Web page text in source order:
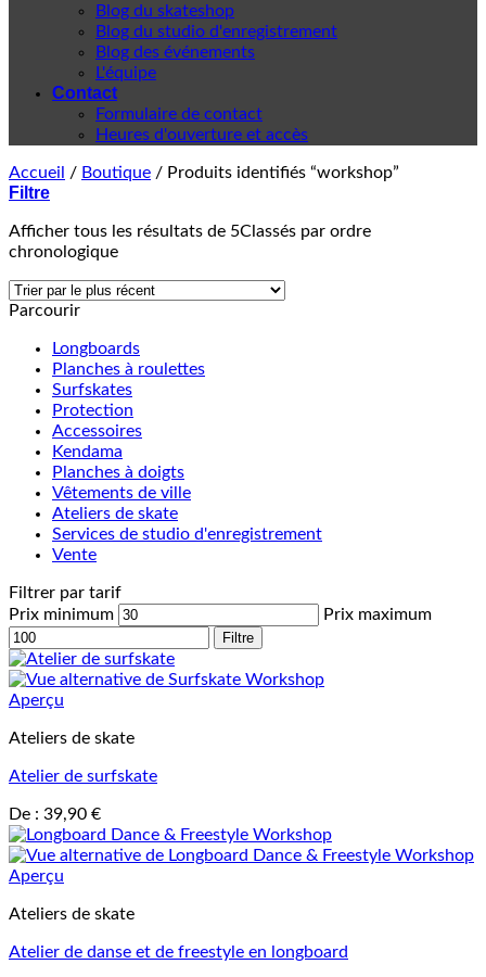
Blog du skateshop
Blog du studio d'enregistrement
Blog des événements
L'équipe
Contact
Formulaire de contact
Heures d'ouverture et accès
Accueil / Boutique / Produits identifiés “workshop”
Filtre
Afficher tous les résultats de 5Classés par ordre
chronologique
Parcourir
Longboards
Planches à roulettes
Surfskates
Protection
Accessoires
Kendama
Planches à doigts
Vêtements de ville
Ateliers de skate
Services de studio d'enregistrement
Vente
Filtrer par tarif
Prix minimum
Prix maximum
Filtre
Aperçu
Ateliers de skate
Atelier de surfskate
De : 39,90 €
Aperçu
Ateliers de skate
Atelier de danse et de freestyle en longboard